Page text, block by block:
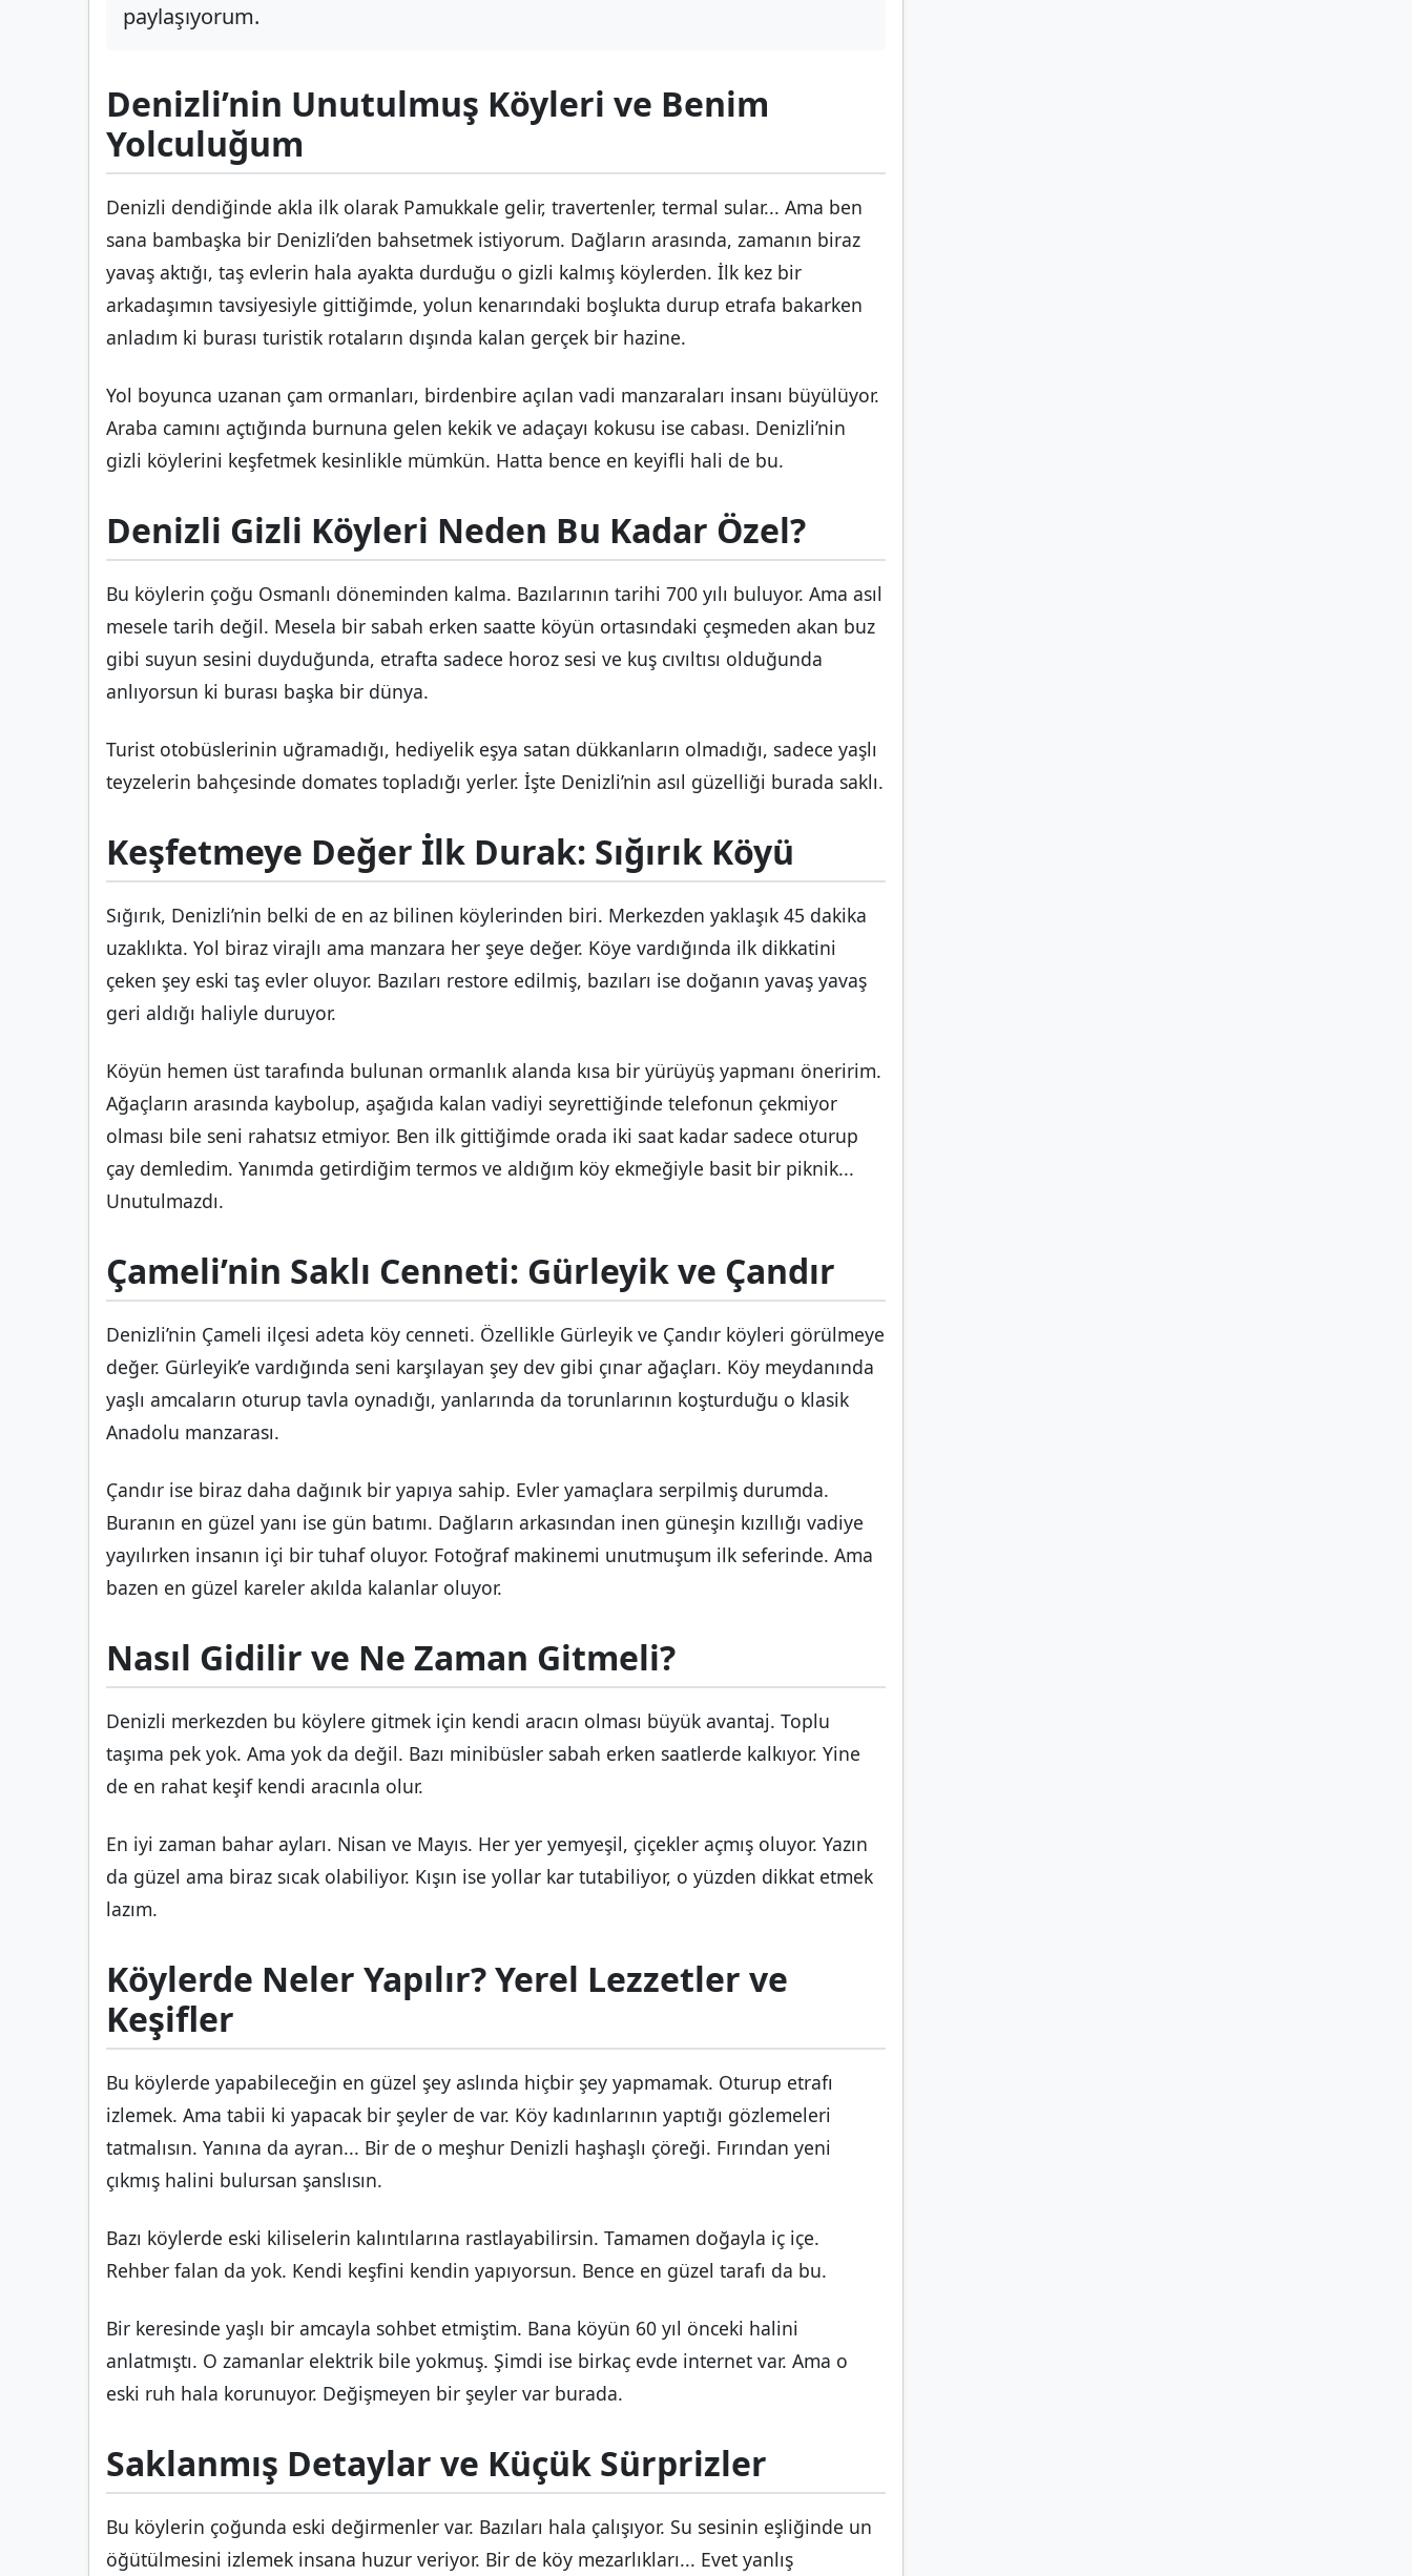
paylaşıyorum.
Denizli’nin Unutulmuş Köyleri ve Benim
Yolculuğum
Denizli dendiğinde akla ilk olarak Pamukkale gelir, travertenler, termal sular... Ama ben
sana bambaşka bir Denizli’den bahsetmek istiyorum. Dağların arasında, zamanın biraz
yavaş aktığı, taş evlerin hala ayakta durduğu o gizli kalmış köylerden. İlk kez bir
arkadaşımın tavsiyesiyle gittiğimde, yolun kenarındaki boşlukta durup etrafa bakarken
anladım ki burası turistik rotaların dışında kalan gerçek bir hazine.
Yol boyunca uzanan çam ormanları, birdenbire açılan vadi manzaraları insanı büyülüyor.
Araba camını açtığında burnuna gelen kekik ve adaçayı kokusu ise cabası. Denizli’nin
gizli köylerini keşfetmek kesinlikle mümkün. Hatta bence en keyifli hali de bu.
Denizli Gizli Köyleri Neden Bu Kadar Özel?
Bu köylerin çoğu Osmanlı döneminden kalma. Bazılarının tarihi 700 yılı buluyor. Ama asıl
mesele tarih değil. Mesela bir sabah erken saatte köyün ortasındaki çeşmeden akan buz
gibi suyun sesini duyduğunda, etrafta sadece horoz sesi ve kuş cıvıltısı olduğunda
anlıyorsun ki burası başka bir dünya.
Turist otobüslerinin uğramadığı, hediyelik eşya satan dükkanların olmadığı, sadece yaşlı
teyzelerin bahçesinde domates topladığı yerler. İşte Denizli’nin asıl güzelliği burada saklı.
Keşfetmeye Değer İlk Durak: Sığırık Köyü
Sığırık, Denizli’nin belki de en az bilinen köylerinden biri. Merkezden yaklaşık 45 dakika
uzaklıkta. Yol biraz virajlı ama manzara her şeye değer. Köye vardığında ilk dikkatini
çeken şey eski taş evler oluyor. Bazıları restore edilmiş, bazıları ise doğanın yavaş yavaş
geri aldığı haliyle duruyor.
Köyün hemen üst tarafında bulunan ormanlık alanda kısa bir yürüyüş yapmanı öneririm.
Ağaçların arasında kaybolup, aşağıda kalan vadiyi seyrettiğinde telefonun çekmiyor
olması bile seni rahatsız etmiyor. Ben ilk gittiğimde orada iki saat kadar sadece oturup
çay demledim. Yanımda getirdiğim termos ve aldığım köy ekmeğiyle basit bir piknik...
Unutulmazdı.
Çameli’nin Saklı Cenneti: Gürleyik ve Çandır
Denizli’nin Çameli ilçesi adeta köy cenneti. Özellikle Gürleyik ve Çandır köyleri görülmeye
değer. Gürleyik’e vardığında seni karşılayan şey dev gibi çınar ağaçları. Köy meydanında
yaşlı amcaların oturup tavla oynadığı, yanlarında da torunlarının koşturduğu o klasik
Anadolu manzarası.
Çandır ise biraz daha dağınık bir yapıya sahip. Evler yamaçlara serpilmiş durumda.
Buranın en güzel yanı ise gün batımı. Dağların arkasından inen güneşin kızıllığı vadiye
yayılırken insanın içi bir tuhaf oluyor. Fotoğraf makinemi unutmuşum ilk seferinde. Ama
bazen en güzel kareler akılda kalanlar oluyor.
Nasıl Gidilir ve Ne Zaman Gitmeli?
Denizli merkezden bu köylere gitmek için kendi aracın olması büyük avantaj. Toplu
taşıma pek yok. Ama yok da değil. Bazı minibüsler sabah erken saatlerde kalkıyor. Yine
de en rahat keşif kendi aracınla olur.
En iyi zaman bahar ayları. Nisan ve Mayıs. Her yer yemyeşil, çiçekler açmış oluyor. Yazın
da güzel ama biraz sıcak olabiliyor. Kışın ise yollar kar tutabiliyor, o yüzden dikkat etmek
lazım.
Köylerde Neler Yapılır? Yerel Lezzetler ve
Keşifler
Bu köylerde yapabileceğin en güzel şey aslında hiçbir şey yapmamak. Oturup etrafı
izlemek. Ama tabii ki yapacak bir şeyler de var. Köy kadınlarının yaptığı gözlemeleri
tatmalısın. Yanına da ayran... Bir de o meşhur Denizli haşhaşlı çöreği. Fırından yeni
çıkmış halini bulursan şanslısın.
Bazı köylerde eski kiliselerin kalıntılarına rastlayabilirsin. Tamamen doğayla iç içe.
Rehber falan da yok. Kendi keşfini kendin yapıyorsun. Bence en güzel tarafı da bu.
Bir keresinde yaşlı bir amcayla sohbet etmiştim. Bana köyün 60 yıl önceki halini
anlatmıştı. O zamanlar elektrik bile yokmuş. Şimdi ise birkaç evde internet var. Ama o
eski ruh hala korunuyor. Değişmeyen bir şeyler var burada.
Saklanmış Detaylar ve Küçük Sürprizler
Bu köylerin çoğunda eski değirmenler var. Bazıları hala çalışıyor. Su sesinin eşliğinde un
öğütülmesini izlemek insana huzur veriyor. Bir de köy mezarlıkları... Evet yanlış